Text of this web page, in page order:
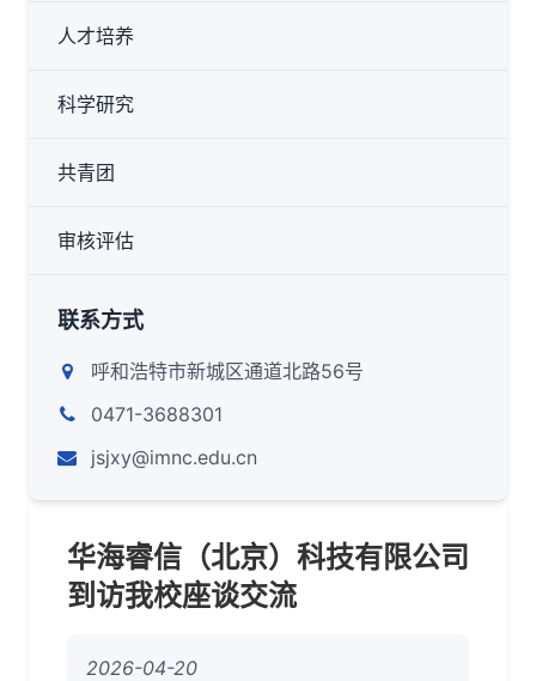
人才培养
科学研究
共青团
审核评估
联系方式
呼和浩特市新城区通道北路56号
0471-3688301
jsjxy@imnc.edu.cn
华海睿信（北京）科技有限公司
到访我校座谈交流
2026-04-20